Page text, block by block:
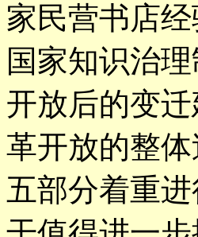
家民营书店
国家知识治
开放后的变
革开放的整
五部分着重